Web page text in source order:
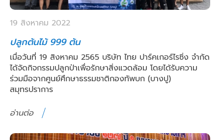
19 สิงหาคม 2022
ปลูกต้นไม้ 999 ต้น
เมื่อวันที่ 19 สิงหาคม 2565 บริษัท ไทย ปาร์คเกอร์ไรซิ่ง จำกัด
ได้จัดกิจกรรมปลูกป่าเพื่อรักษาสิ่งแวดล้อม โดยได้รับความ
ร่วมมือจากศูนย์ศึกษาธรรมชาติกองทัพบก (บางปู)
สมุทรปราการ
อ่านต่อ